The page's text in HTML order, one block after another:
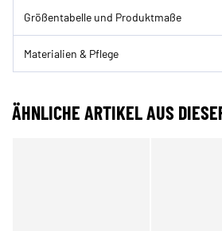
Größentabelle und Produktmaße
Materialien & Pflege
ÄHNLICHE ARTIKEL AUS